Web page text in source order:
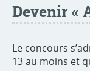
Devenir «
Le concours
13 au moins et